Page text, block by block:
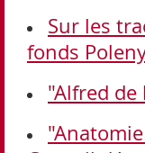
Sur les
fonds
"Alfred de